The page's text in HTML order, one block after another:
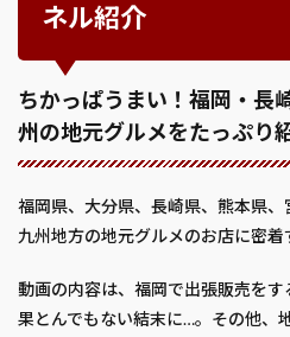
ネル紹介
ちかっぱうまい！福岡・長
州の地元グルメをたっぷり
福岡県、大分県、長崎県、熊本県
九州地方の地元グルメのお店に密着
動画の内容は、福岡で出張販売を
果とんでもない結末に…。その他、